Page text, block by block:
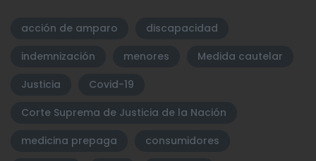
acción de amparo
discapacidad
indemnización
menores
Medida cautelar
Justicia
Covid-19
Corte Suprema de Justicia de la Nación
medicina prepaga
consumidores